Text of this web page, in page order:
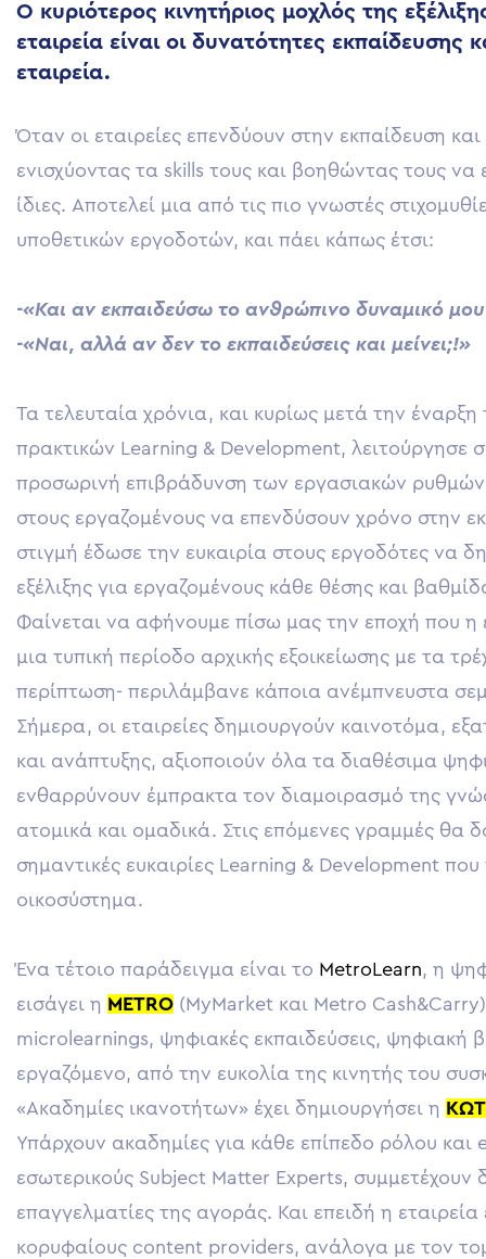
Ο κυριότερος κινητήριος μοχλός της
εταιρεία είναι οι δυνατότητες εκπαίδευσης
εταιρεία.
Όταν οι εταιρείες επενδύουν στην εκπαίδευση
ενισχύοντας τα skills τους και βοηθώντας τους να
ίδιες. Αποτελεί μια από τις πιο γνωστές
υποθετικών εργοδοτών, και πάει κάπως έτσι:
-«Και αν εκπαιδεύσω το ανθρώπινο δυναμικό
-«Ναι, αλλά αν δεν το εκπαιδεύσεις και μείνει;!»
Τα τελευταία χρόνια, και κυρίως μετά την
πρακτικών Learning & Development, λειτούργησε
προσωρινή επιβράδυνση των εργασιακών
στους εργαζομένους να επενδύσουν χρόνο στην
στιγμή έδωσε την ευκαιρία στους εργοδότες να
εξέλιξης για εργαζομένους κάθε θέσης και
Φαίνεται να αφήνουμε πίσω μας την εποχή που
μια τυπική περίοδο αρχικής εξοικείωσης με τα
περίπτωση- περιλάμβανε κάποια ανέμπνευστα
Σήμερα, οι εταιρείες δημιουργούν καινοτόμα,
και ανάπτυξης, αξιοποιούν όλα τα διαθέσιμα
ενθαρρύνουν έμπρακτα τον διαμοιρασμό της
ατομικά και ομαδικά. Στις επόμενες γραμμές
σημαντικές ευκαιρίες Learning & Development
οικοσύστημα.
Ένα τέτοιο παράδειγμα είναι το MetroLearn, η
εισάγει η METRO (MyMarket και Metro
microlearnings, ψηφιακές εκπαιδεύσεις, ψηφιακή
εργαζόμενο, από την ευκολία της κινητής του
«Ακαδημίες ικανοτήτων» έχει δημιουργήσει η
Υπάρχουν ακαδημίες για κάθε επίπεδο ρόλου και
εσωτερικούς Subject Matter Experts, συμμετέχουν
επαγγελματίες της αγοράς. Και επειδή η
κορυφαίους content providers, ανάλογα με τον